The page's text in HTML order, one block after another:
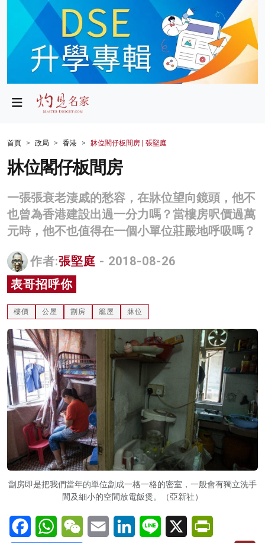
政局
財經
生活
商業
科技
影片
名家榜
灼見活動
關於我們
首頁 政局 香港 牀位閣仔板間房 | 張堅庭
牀位閣仔板間房
一張張衰老淒戚的愁容，在牀位望向鏡頭，他不
也曾為香港建設出過一分力嗎？當樓房呎價過萬
元時，他不也值得在一個小單位莊嚴地呼吸嗎？
作者:張堅庭 - 2018-08-26
表哥招呼你
樓價 公屋 劏房 籠屋 牀位
劏房即是把我們當年的單位劏成一格一格的密室，一般會有獨立洗手
間及細小的空間放電飯煲。（亞新社）
FacebookWhatsAppWeChatEmail LinkedInLine X